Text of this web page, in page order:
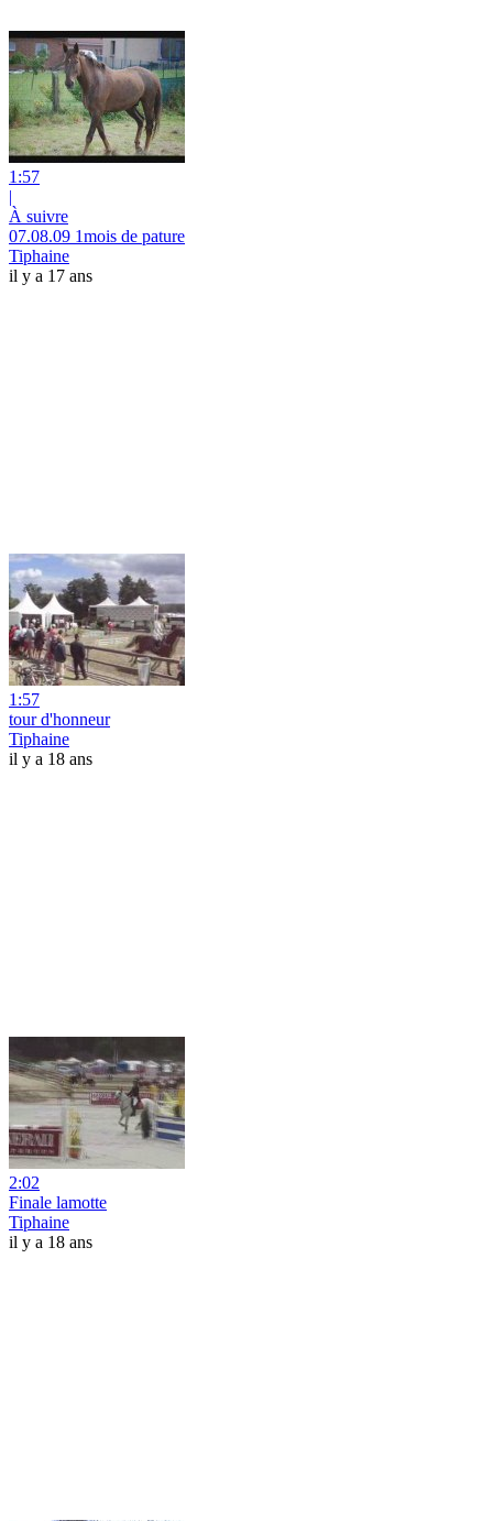
1:57
|
À suivre
07.08.09 1mois de pature
Tiphaine
il y a 17 ans
1:57
tour d'honneur
Tiphaine
il y a 18 ans
2:02
Finale lamotte
Tiphaine
il y a 18 ans